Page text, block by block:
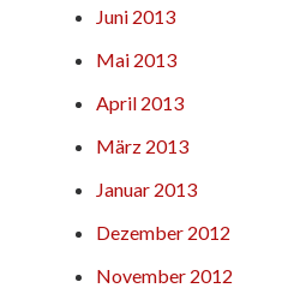
Juni 2013
Mai 2013
April 2013
März 2013
Januar 2013
Dezember 2012
November 2012